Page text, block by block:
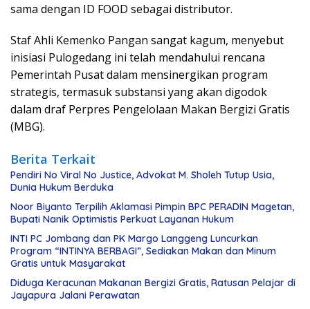
sama dengan ID FOOD sebagai distributor.
Staf Ahli Kemenko Pangan sangat kagum, menyebut
inisiasi Pulogedang ini telah mendahului rencana
Pemerintah Pusat dalam mensinergikan program
strategis, termasuk substansi yang akan digodok
dalam draf Perpres Pengelolaan Makan Bergizi Gratis
(MBG).
Berita Terkait
Pendiri No Viral No Justice, Advokat M. Sholeh Tutup Usia,
Dunia Hukum Berduka
Noor Biyanto Terpilih Aklamasi Pimpin BPC PERADIN Magetan,
Bupati Nanik Optimistis Perkuat Layanan Hukum
INTI PC Jombang dan PK Margo Langgeng Luncurkan
Program “INTINYA BERBAGI”, Sediakan Makan dan Minum
Gratis untuk Masyarakat
Diduga Keracunan Makanan Bergizi Gratis, Ratusan Pelajar di
Jayapura Jalani Perawatan